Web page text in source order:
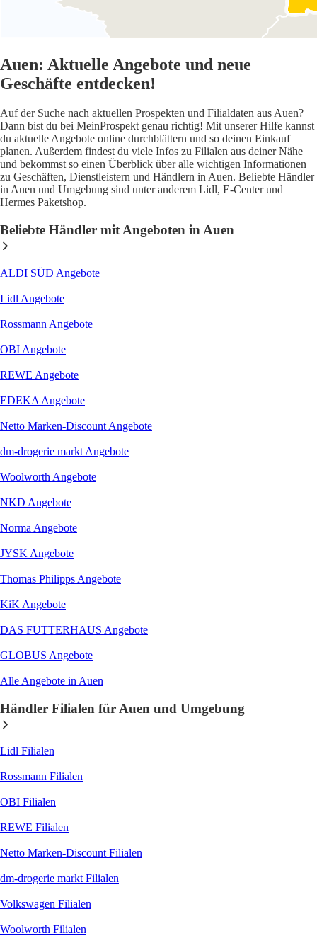
Auen: Aktuelle Angebote und neue
Geschäfte entdecken!
Auf der Suche nach aktuellen Prospekten und Filialdaten aus Auen?
Dann bist du bei MeinProspekt genau richtig! Mit unserer Hilfe kannst
du aktuelle Angebote online durchblättern und so deinen Einkauf
planen. Außerdem findest du viele Infos zu Filialen aus deiner Nähe
und bekommst so einen Überblick über alle wichtigen Informationen
zu Geschäften, Dienstleistern und Händlern in Auen. Beliebte Händler
in Auen und Umgebung sind unter anderem Lidl, E-Center und
Hermes Paketshop.
Beliebte Händler mit Angeboten in Auen
ALDI SÜD Angebote
Lidl Angebote
Rossmann Angebote
OBI Angebote
REWE Angebote
EDEKA Angebote
Netto Marken-Discount Angebote
dm-drogerie markt Angebote
Woolworth Angebote
NKD Angebote
Norma Angebote
JYSK Angebote
Thomas Philipps Angebote
KiK Angebote
DAS FUTTERHAUS Angebote
GLOBUS Angebote
Alle Angebote in Auen
Händler Filialen für Auen und Umgebung
Lidl Filialen
Rossmann Filialen
OBI Filialen
REWE Filialen
Netto Marken-Discount Filialen
dm-drogerie markt Filialen
Volkswagen Filialen
Woolworth Filialen